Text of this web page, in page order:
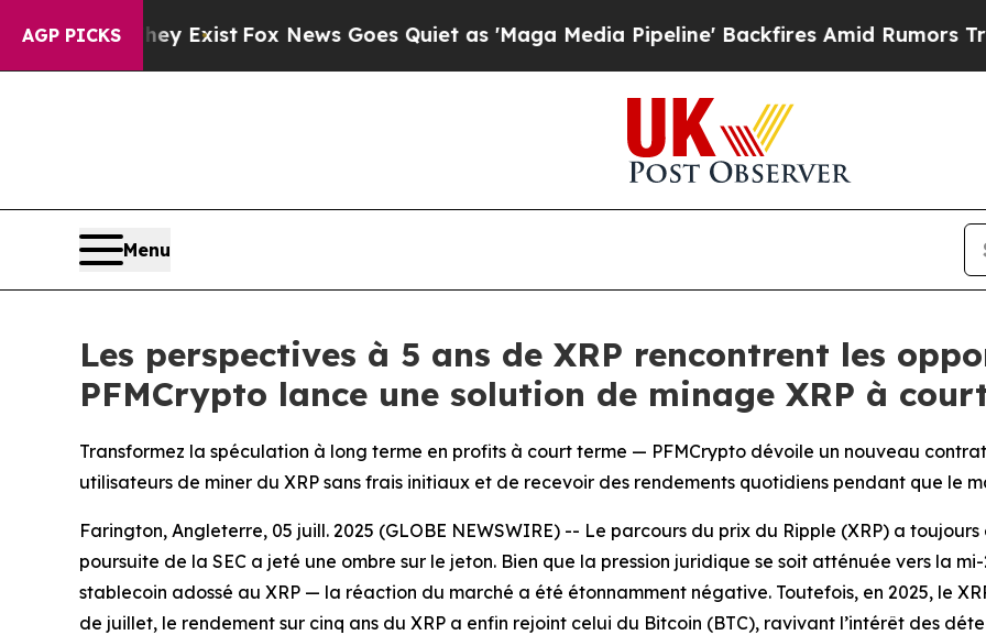
AGP PICKS
ExistFox News Goes Quiet as 'Maga Media Pipeline' Backfires Amid Rumors Trump Will cut
Menu
Les perspectives à 5 ans de XRP rencontrent les
PFMCrypto lance une solution de minage XRP à
Transformez la spéculation à long terme en profits à court terme — PFMCrypto dévoile un nouveau
utilisateurs de miner du XRP sans frais initiaux et de recevoir des rendements quotidiens pendant que le
Farington, Angleterre, 05 juill. 2025 (GLOBE NEWSWIRE) -- Le parcours du prix du Ripple (XRP) a
poursuite de la SEC a jeté une ombre sur le jeton. Bien que la pression juridique se soit atténuée vers la
stablecoin adossé au XRP — la réaction du marché a été étonnamment négative. Toutefois, en 2025, le
de juillet, le rendement sur cinq ans du XRP a enfin rejoint celui du Bitcoin (BTC), ravivant l’intérêt des